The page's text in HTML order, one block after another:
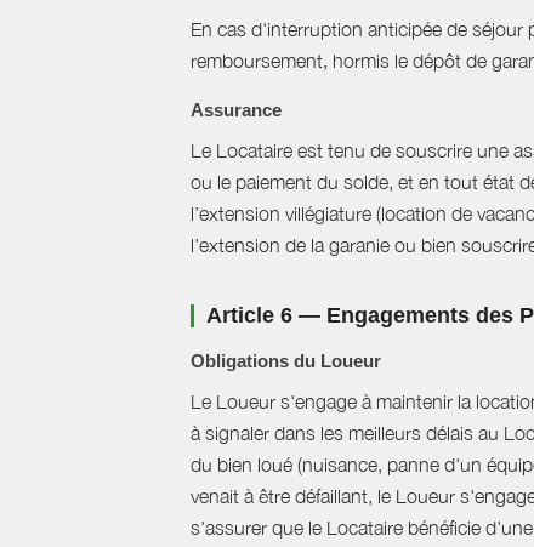
En cas d'interruption anticipée de séjour
remboursement, hormis le dépôt de
Assurance
Le Locataire est tenu de souscrire une
ou le paiement du solde, et en tout état
l’extension villégiature (location de
l’extension de la garanie ou bien
Article 6 — Engagements des
Obligations du Loueur
Le Loueur s'engage à maintenir la
à signaler dans les meilleurs délais au
du bien loué (nuisance, panne d'un
venait à être défaillant, le Loueur
s'assurer que le Locataire bénéficie